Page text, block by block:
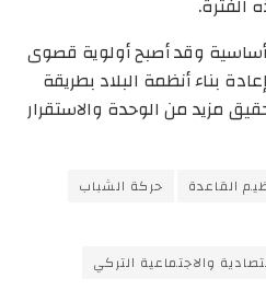
أساسية وقد أصبح أولوية قصوى
بناء أنظمة البلاد بطريقة
مزيد من الوحدة والاستقرار
القاعدة
حركة الشباب
والاجتماعية التركي